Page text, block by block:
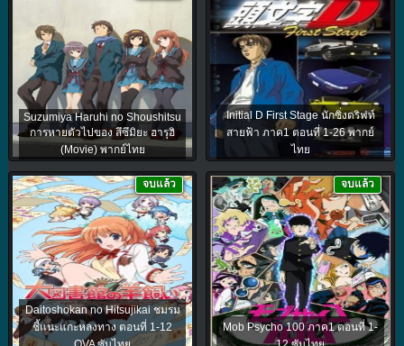
Suzumiya Haruhi no Shoushitsu
การหายตัวไปของ สึซึมิยะ ฮารุฮิ
(Movie) พากย์ไทย
Initial D First Stage นักซิ่งดริฟท์
สายฟ้า ภาค1 ตอนที่ 1-26 พากย์
ไทย
Daitoshokan no Hitsujikai ชมรม
ชี้แนะแกะหลงทาง ตอนที่ 1-12
จบแล้ว
Mob Psycho 100 ภาค1 ตอนที่ 1-
จบแล้ว